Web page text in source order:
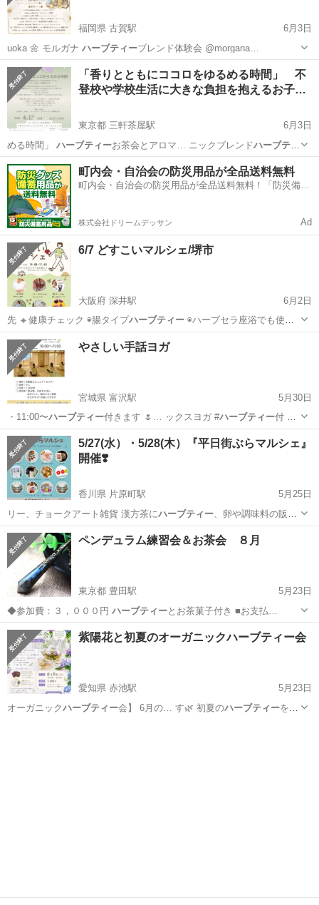
福岡県 古賀駅
6月3日
uoka 🌼 モルガナ ハーブティーブレンド体験会 @morgana…
福岡 古賀市 古賀駅 その他 ヒーリング
「香りとともにココロをゆるめる時間」 不
登校や学校生活に大きな負担を抱えるお子…
東京都 三軒茶屋駅
6月3日
める時間」 ハーブティーお茶会とアロマ… ニックブレンドハーブティ
ーを囲みながら安… 2,500円（ハーブティー・アロマスプレ…
東京 世田谷区 三軒茶屋駅 ワークショップ 不登校
町内会・自治会の防災用品が全品送料無料
町内会・自治会の防災用品が全品送料無料！「防災備蓄
株式会社ドリームデッサン Ad
6/7 どすこいマルシェ/堺市
大阪府 深井駅
6月2日
先 🔸健康チェック ◉腸タイプハーブティー◉ハーブセラ座浴でも使用
している…
大阪 堺市 深井駅 ワークショップ
やさしい手話ヨガ
宮城県 富沢駅
5月30日
・11:00〜ハーブティー 付きます 🌷… ックスヨガ #ハーブティー付 #
必要な方…
宮城 仙台市 富沢駅 スポーツ ハーブティー
5/27(水）・5/28(木）『平日街ぶらマルシェ』
開催❣️
香川県 片原町駅
5月25日
リー、チョークアート雑貨 漢方茶にハーブティー、卵や調味料の販売
もあり。 ハン…
香川 高松市 片原町駅 地域/お祭り マルシェ
ペンデュラム練習会＆お茶会 ８月
東京都 豊田駅
5月23日
◆参加費：３，０００円 ハーブティー とお茶菓子付き ■お支払…
東京 日野市 豊田駅 ワークショップ
紫陽花と初夏のオーガニックハーブティー会
愛知県 赤池駅
5月23日
オーガニックハーブティー 会】 6月の… す🌿 初夏のハーブティーを囲